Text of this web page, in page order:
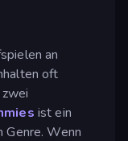
an
oft
ist ein
Wenn